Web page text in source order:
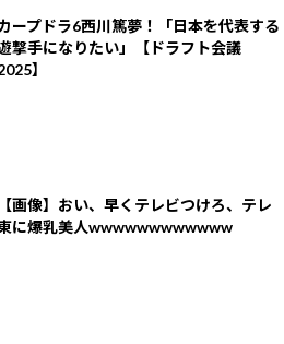
ープドラ6西川篤夢！「日本を代表する
撃手になりたい」【ドラフト会議
】
【画像】おい、早くテレビつけろ、テレ
に爆乳美人wwwwwwwwwwww